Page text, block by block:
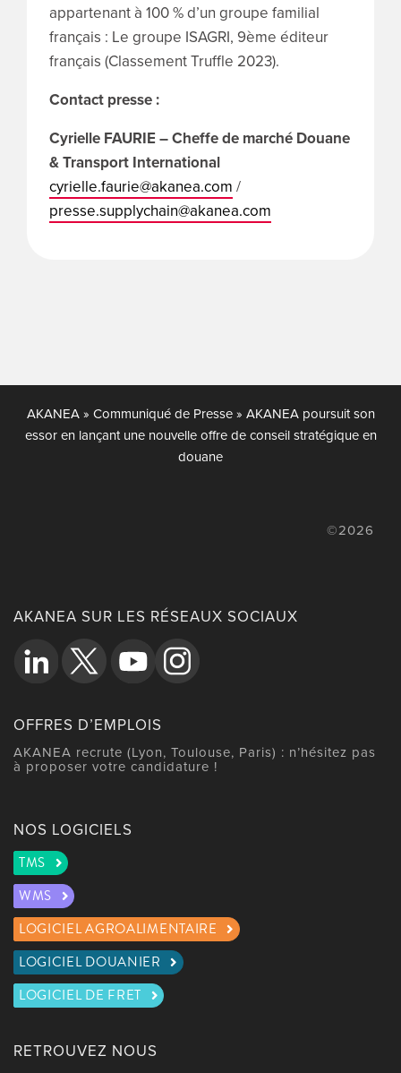
appartenant à 100 % d’un groupe familial
français : Le groupe ISAGRI, 9ème éditeur
français (Classement Truffle 2023).
Contact presse :
Cyrielle FAURIE – Cheffe de marché Douane
& Transport International
cyrielle.faurie@akanea.com /
presse.supplychain@akanea.com
AKANEA» Communiqué de Presse» AKANEA poursuit son
essor en lançant une nouvelle offre de conseil stratégique en
douane
©2026
AKANEA SUR LES RÉSEAUX SOCIAUX
OFFRES D’EMPLOIS
AKANEA recrute (Lyon, Toulouse, Paris) : n’hésitez pas
à proposer votre candidature !
NOS LOGICIELS
TMS
WMS
LOGICIEL AGROALIMENTAIRE
LOGICIEL DOUANIER
LOGICIEL DE FRET
RETROUVEZ NOUS